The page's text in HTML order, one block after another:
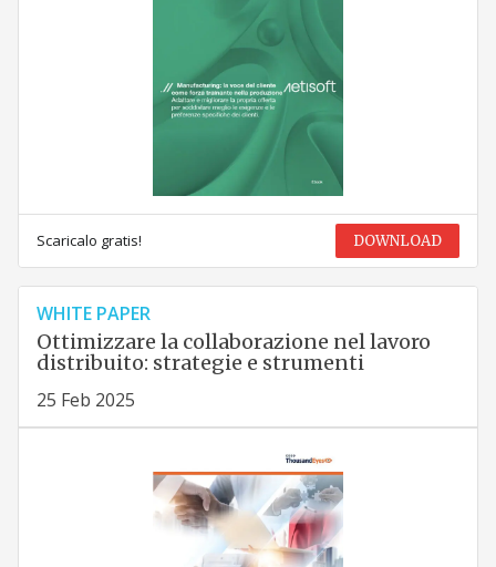
Scaricalo gratis! DOWNLOAD
WHITE PAPER
Ottimizzare la collaborazione nel lavoro
distribuito: strategie e strumenti
25 Feb 2025